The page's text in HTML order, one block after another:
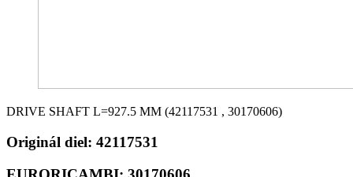
DRIVE SHAFT L=927.5 MM (42117531 , 30170606)
Originál diel: 42117531